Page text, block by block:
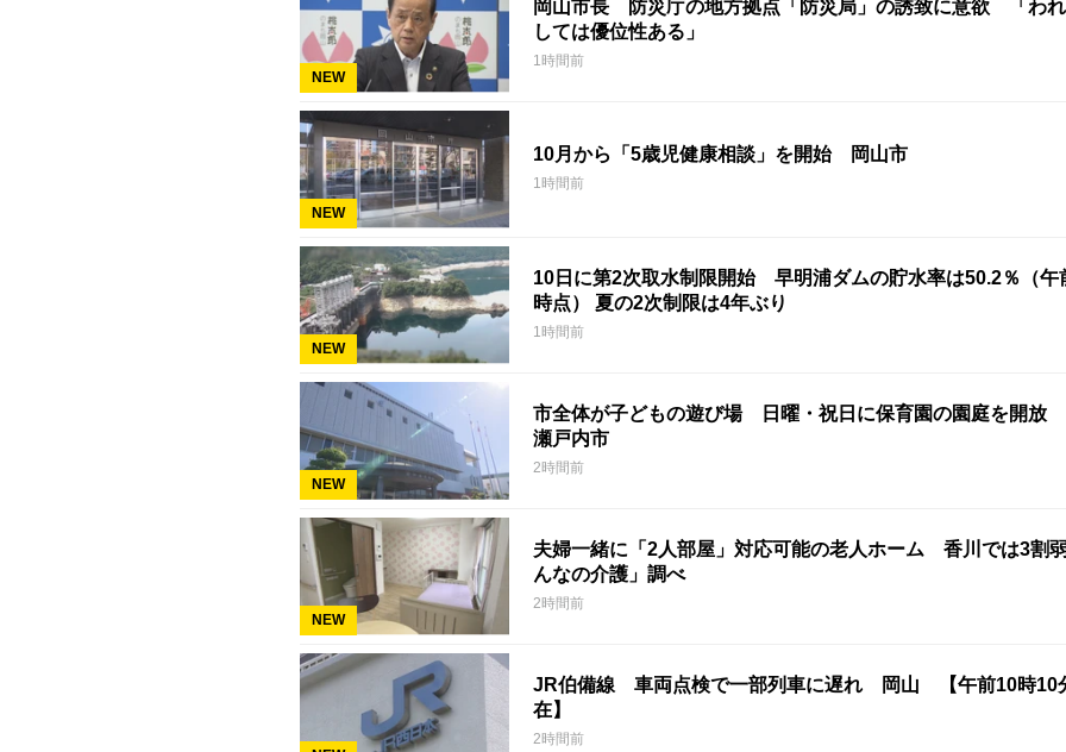
NEW
岡山市長 防災庁の地方拠点「防災局」の誘致に意欲 「われ
しては優位性ある」
1時間前
NEW
10月から「5歳児健康相談」を開始 岡山市
1時間前
NEW
10日に第2次取水制限開始 早明浦ダムの貯水率は50.2％（午
時点） 夏の2次制限は4年ぶり
1時間前
NEW
市全体が子どもの遊び場 日曜・祝日に保育園の園庭を開放
瀬戸内市
2時間前
NEW
夫婦一緒に「2人部屋」対応可能の老人ホーム 香川では3割
んなの介護」調べ
2時間前
JR伯備線 車両点検で一部列車に遅れ 岡山 【午前10時10
在】
2時間前